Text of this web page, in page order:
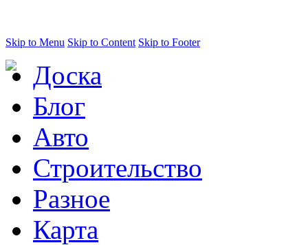
Skip to Menu Skip to Content Skip to Footer
Доска
Блог
Авто
Строительство
Разное
Карта